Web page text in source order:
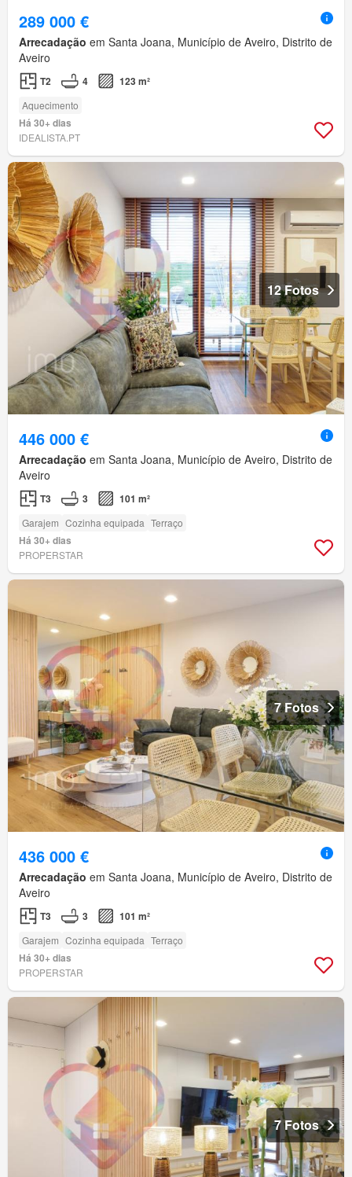
289 000 €
Arrecadação em Santa Joana, Município de Aveiro, Distrito de
Aveiro
T2 4 123 m²
Aquecimento
Há 30+ dias
IDEALISTA.PT
12 Fotos
446 000 €
Arrecadação em Santa Joana, Município de Aveiro, Distrito de
Aveiro
T3 3 101 m²
Garajem Cozinha equipada Terraço
Há 30+ dias
PROPERSTAR
7 Fotos
436 000 €
Arrecadação em Santa Joana, Município de Aveiro, Distrito de
Aveiro
T3 3 101 m²
Garajem Cozinha equipada Terraço
Há 30+ dias
PROPERSTAR
7 Fotos